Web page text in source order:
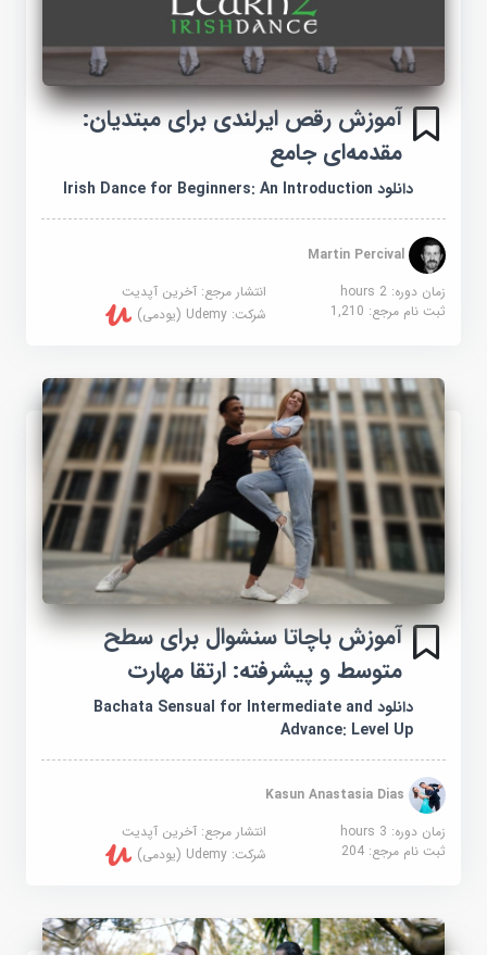
آموزش رقص ایرلندی برای مبتدیان:
مقدمه‌ای جامع
دانلود Irish Dance for Beginners: An Introduction
Martin Percival
زمان دوره: 2 hours
انتشار مرجع:آخرین آپدیت
ثبت نام مرجع:1,210 شرکت:Udemy (یودمی)
آموزش باچاتا سنشوال برای سطح
متوسط و پیشرفته: ارتقا مهارت
دانلود Bachata Sensual for Intermediate and
Advance: Level Up
Kasun Anastasia Dias
زمان دوره: 3 hours
انتشار مرجع:آخرین آپدیت
ثبت نام مرجع:204 شرکت:Udemy (یودمی)